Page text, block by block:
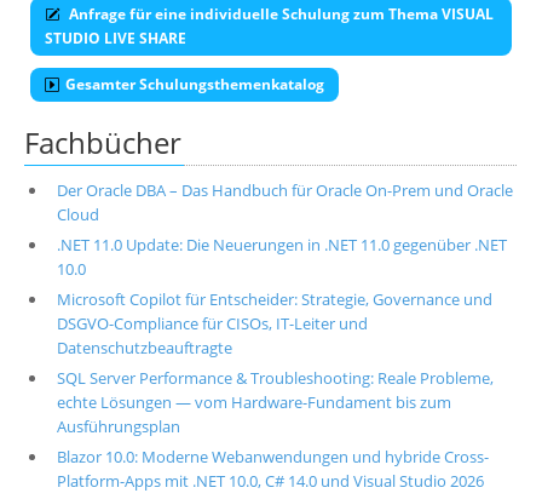
Anfrage für eine individuelle Schulung zum Thema VISUAL
STUDIO LIVE SHARE
Gesamter Schulungsthemenkatalog
Fachbücher
Der Oracle DBA – Das Handbuch für Oracle On-Prem und Oracle
Cloud
.NET 11.0 Update: Die Neuerungen in .NET 11.0 gegenüber .NET
10.0
Microsoft Copilot für Entscheider: Strategie, Governance und
DSGVO-Compliance für CISOs, IT-Leiter und
Datenschutzbeauftragte
SQL Server Performance & Troubleshooting: Reale Probleme,
echte Lösungen — vom Hardware-Fundament bis zum
Ausführungsplan
Blazor 10.0: Moderne Webanwendungen und hybride Cross-
Platform-Apps mit .NET 10.0, C# 14.0 und Visual Studio 2026